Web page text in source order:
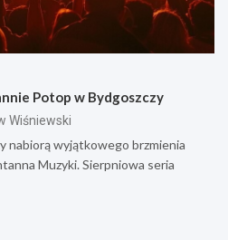
Potop w Bydgoszczy
Wiśniewski
nabiorą wyjątkowego brzmienia
Muzyki. Sierpniowa seria